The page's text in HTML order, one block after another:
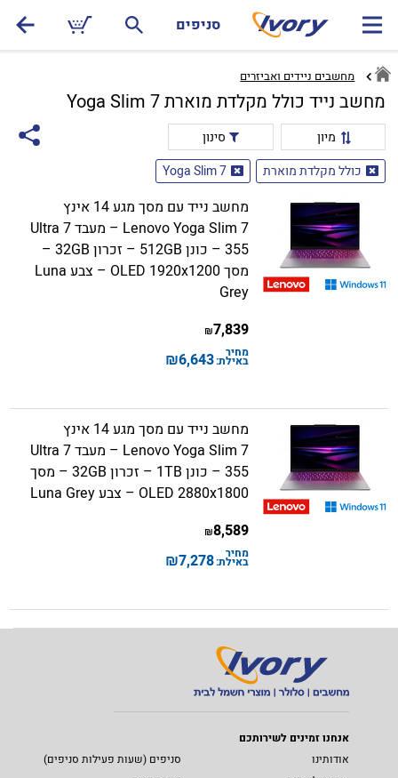
סניפים
מחשבים ניידים ואביזרים
מחשב נייד כולל מקלדת מוארת Yoga Slim 7
מיון
סינון
כולל מקלדת מוארת
Yoga Slim 7
מחשב נייד עם מסך מגע 14 אינץ
Lenovo Yoga Slim 7 – מעבד Ultra 7
355 – כונן 512GB – זכרון 32GB –
מסך OLED 1920x1200 – צבע Luna
Grey
7,839
₪
מחיר
באילת:6,643
₪
מחשב נייד עם מסך מגע 14 אינץ
Lenovo Yoga Slim 7 – מעבד Ultra 7
355 – כונן 1TB – זכרון 32GB – מסך
OLED 2880x1800 – צבע Luna Grey
8,589
₪
מחיר
באילת:7,278
₪
אנחנו זמינים לשירותכם
אודותינו
סניפים (שעות פעילות סניפים)